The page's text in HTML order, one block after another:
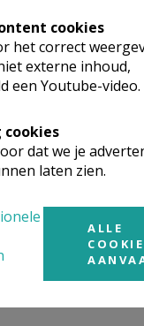
wat je zocht?
kerken, eventueel
in de buurt.
of nabijASSEBROEK
cookies
het correct
externe inhoud,
een Youtube-video.
dat we je
laten zien.
ALLE